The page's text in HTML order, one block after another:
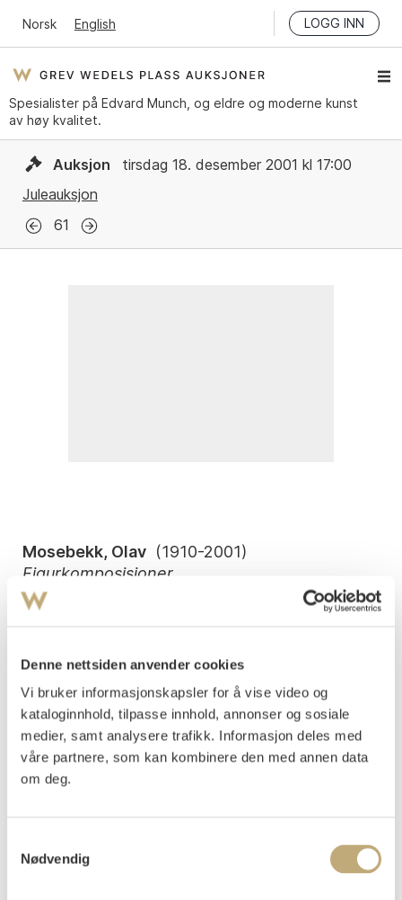
Denne nettsiden anvender cookies
Vi bruker informasjonskapsler for å vise video og
kataloginnhold, tilpasse innhold, annonser og sosiale
medier, samt analysere trafikk. Informasjon deles med
våre partnere, som kan kombinere den med annen data
om deg.
Nødvendig
Norsk English LOGG INN
Spesialister på Edvard Munch, og eldre og moderne kunst
av høy kvalitet.
Auksjon
tirsdag 18. desember 2001 kl 17:00
Juleauksjon
61
Mosebekk, Olav (1910-2001)
Figurkomposisjoner
Avarell, lysmål
Vurdering
NOK 4 000